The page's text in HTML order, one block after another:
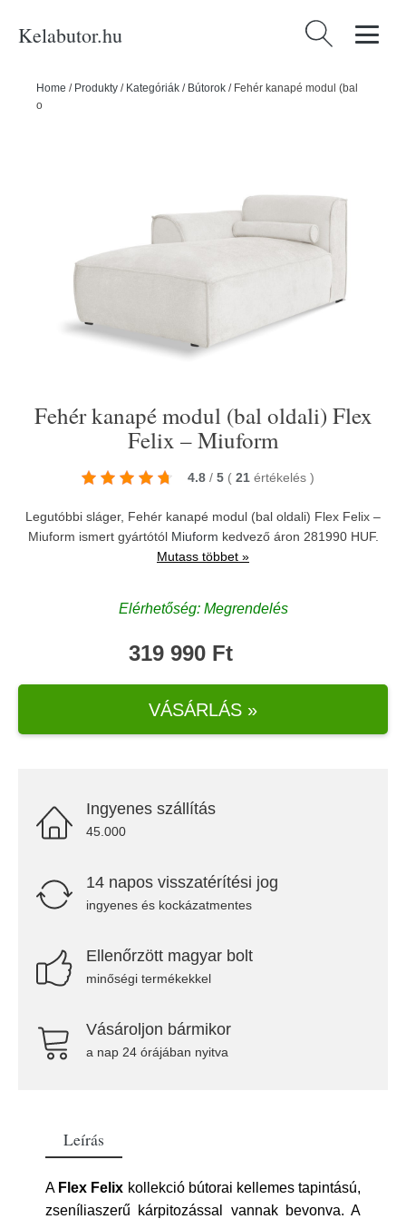
Kelabutor.hu Keresés:
Home / Produkty / Kategóriák / Bútorok / Fehér kanapé modul (bal
oldali) Flex Felix – Miuform
Fehér kanapé modul (bal oldali) Flex
Felix – Miuform
4.8 / 5 ( 21 értékelés )
Legutóbbi sláger, Fehér kanapé modul (bal oldali) Flex Felix –
Miuform ismert gyártótól Miuform kedvező áron 281990 HUF.
Mutass többet »
Elérhetőség: Megrendelés
319 990 Ft
VÁSÁRLÁS »
Ingyenes szállítás
45.000
14 napos visszatérítési jog
ingyenes és kockázatmentes
Ellenőrzött magyar bolt
minőségi termékekkel
Vásároljon bármikor
a nap 24 órájában nyitva
Leírás
A Flex Felix kollekció bútorai kellemes tapintású,
zseníliaszerű kárpitozással vannak bevonva. A